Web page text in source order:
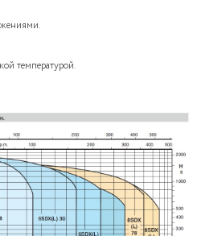
температурой.